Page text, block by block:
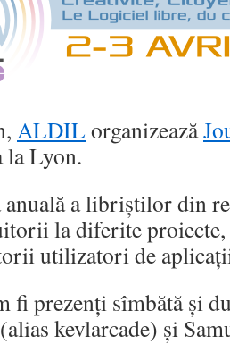
ALDIL organizează
la Lyon.
a libriștilor din
la diferite
utilizatori de
fi prezenți sîmbătă și
kevlarcade) și